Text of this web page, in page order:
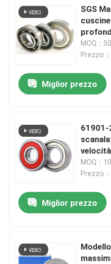
SGS
MOQ：50
Prezzo
Miglior prezzo
61901-
MOQ：10
Prezzo
Miglior prezzo